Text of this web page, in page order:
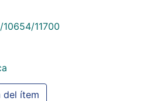
11700
del ítem